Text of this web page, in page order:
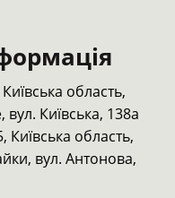
область,
вул. Київська, 138а
Київська область,
вул. Антонова,